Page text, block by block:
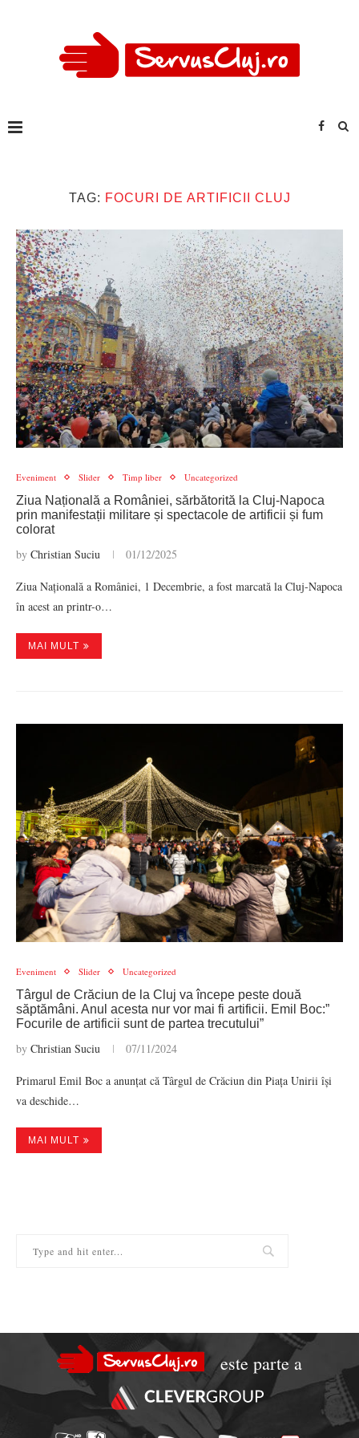
TAG: FOCURI DE ARTIFICII CLUJ
Eveniment Slider Timp liber Uncategorized
Ziua Națională a României, sărbătorită la Cluj-Napoca
prin manifestații militare și spectacole de artificii și fum
colorat
by Christian Suciu 01/12/2025
Ziua Națională a României, 1 Decembrie, a fost marcată la Cluj-Napoca
în acest an printr-o…
MAI MULT
Eveniment Slider Uncategorized
Târgul de Crăciun de la Cluj va începe peste două
săptămâni. Anul acesta nur vor mai fi artificii. Emil Boc:”
Focurile de artificii sunt de partea trecutului”
by Christian Suciu 07/11/2024
Primarul Emil Boc a anunțat că Târgul de Crăciun din Piața Unirii își
va deschide…
MAI MULT
este parte a